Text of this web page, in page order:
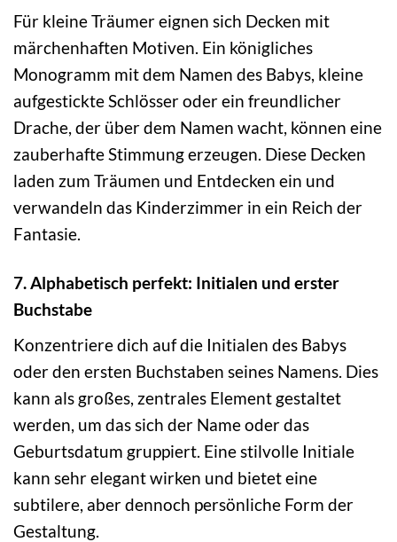
Für kleine Träumer eignen sich Decken mit
märchenhaften Motiven. Ein königliches
Monogramm mit dem Namen des Babys, kleine
aufgestickte Schlösser oder ein freundlicher
Drache, der über dem Namen wacht, können eine
zauberhafte Stimmung erzeugen. Diese Decken
laden zum Träumen und Entdecken ein und
verwandeln das Kinderzimmer in ein Reich der
Fantasie.
7. Alphabetisch perfekt: Initialen und erster
Buchstabe
Konzentriere dich auf die Initialen des Babys
oder den ersten Buchstaben seines Namens. Dies
kann als großes, zentrales Element gestaltet
werden, um das sich der Name oder das
Geburtsdatum gruppiert. Eine stilvolle Initiale
kann sehr elegant wirken und bietet eine
subtilere, aber dennoch persönliche Form der
Gestaltung.